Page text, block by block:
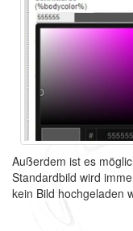
Außerdem ist es
Standardbild wird
kein Bild hochgeladen